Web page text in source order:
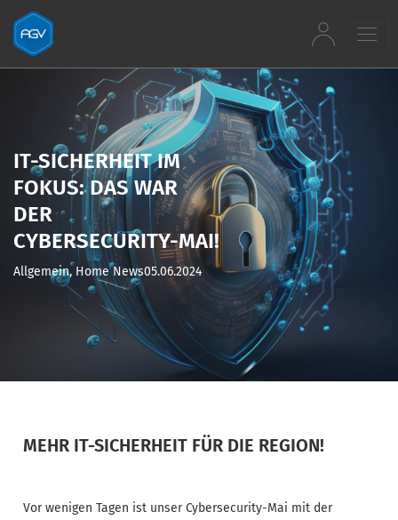
Zum Inhalt springen
IT-SICHERHEIT IM
FOKUS: DAS WAR
DER
CYBERSECURITY-MAI!
Allgemein, Home News05.06.2024
MEHR IT-SICHERHEIT FÜR DIE REGION!
Vor wenigen Tagen ist unser Cybersecurity-Mai mit der